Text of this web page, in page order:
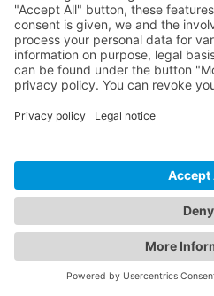
specifico per siti WordPress con
temi, sicurezza, SEO e prestazioni in
Tutti i sistemi operativi
Prodotto
Prezzi e piani
Aiuto